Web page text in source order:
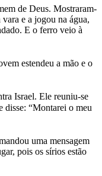
de Deus. Mostraram-
e a jogou na água,
E o ferro veio à
estendeu a mão e o
Israel. Ele reuniu-se
disse: “Montarei o meu
uma mensagem
pois os sírios estão